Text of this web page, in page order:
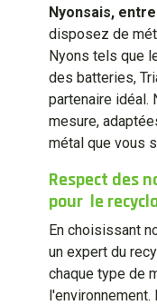
Nyonsais,
disposez de
Nyons tels que
des batteries,
partenaire
mesure,
métal que vous
Respect des
pour le
En choisissant
un expert du
chaque type de